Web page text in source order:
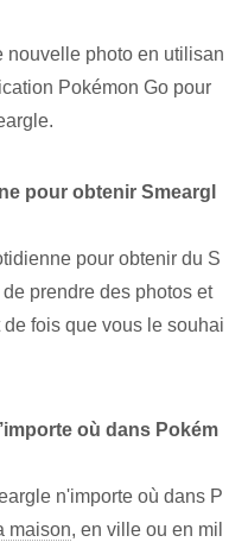
nouvelle photo en utilisan
Pokémon Go pour
pour obtenir Smeargl
pour obtenir du S
prendre des photos et
fois que vous le souhai
où dans Pokém
n'importe où dans ⁣P
maison, en ville ou en mil